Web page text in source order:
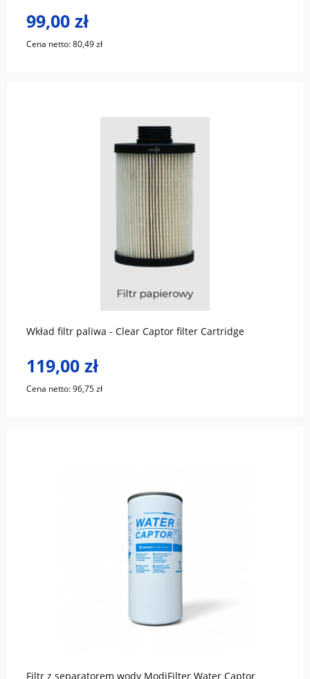
99,00 zł
Cena netto:80,49 zł
Wkład filtr paliwa - Clear Captor filter Cartridge
119,00 zł
Cena netto:96,75 zł
Filtr z separatorem wody ModiFilter Water Captor
do koszyka